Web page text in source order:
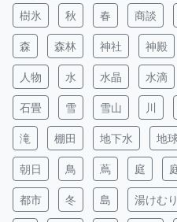
樹氷 秋 春 商談
森 森林 神社 神殿
人物 水 水晶 水滴
石畳 雪 雪山 川
滝 棚田 地下水 地
朝日 鳥 蔦 庭
都市 冬 島 湯けむり